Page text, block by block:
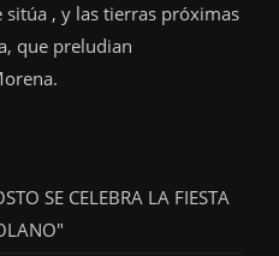
sitúa , y las tierras próximas
que preludian
SE CELEBRA LA FIESTA